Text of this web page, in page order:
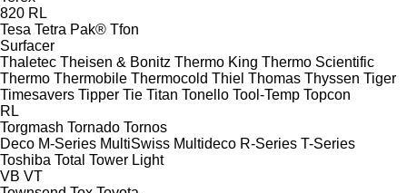
820 RL
Tesa Tetra Pak® Tfon
Surfacer
Thaletec Theisen & Bonitz Thermo King Thermo Scientific
Thermo Thermobile Thermocold Thiel Thomas Thyssen Tiger
Timesavers Tipper Tie Titan Tonello Tool-Temp Topcon
RL
Torgmash Tornado Tornos
Deco M-Series MultiSwiss Multideco R-Series T-Series
Toshiba Total Tower Light
VB VT